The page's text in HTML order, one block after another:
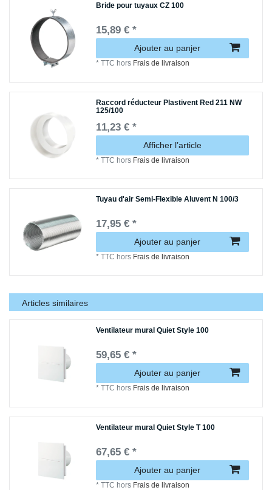
Bride pour tuyaux CZ 100
15,89 € *
Ajouter au panjer
*TTC hors Frais de livraison
Raccord réducteur Plastivent Red 211 NW
125/100
11,23 € *
Afficher l’article
*TTC hors Frais de livraison
Tuyau d'air Semi-Flexible Aluvent N 100/3
17,95 € *
Ajouter au panjer
*TTC hors Frais de livraison
Articles similaires
Ventilateur mural Quiet Style 100
59,65 € *
Ajouter au panjer
*TTC hors Frais de livraison
Ventilateur mural Quiet Style T 100
67,65 € *
Ajouter au panjer
*TTC hors Frais de livraison